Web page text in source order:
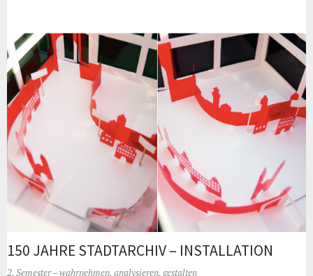
150 JAHRE STADTARCHIV – INSTALLATION
2. Semester – wahrnehmen, analysieren, gestalten